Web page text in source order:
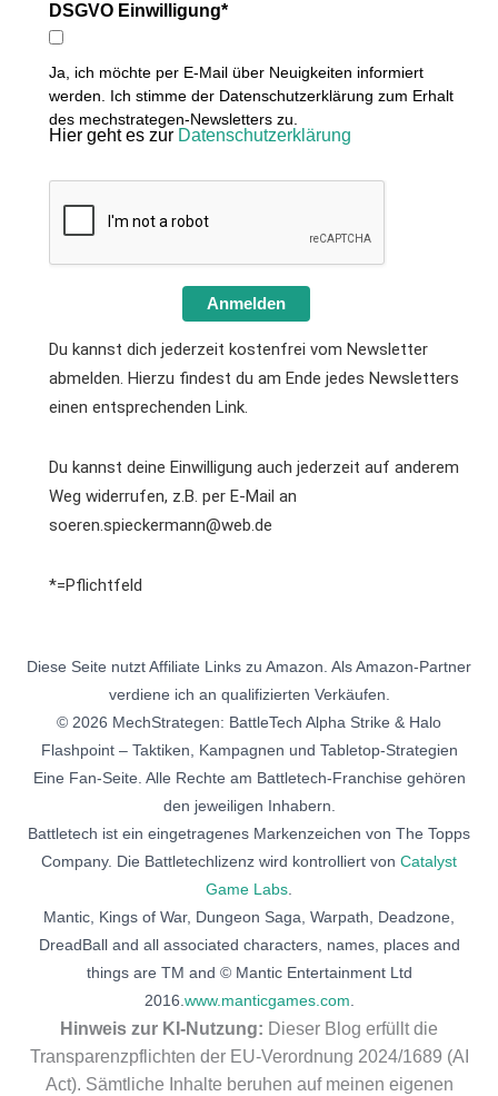
DSGVO Einwilligung*
Ja, ich möchte per E-Mail über Neuigkeiten informiert
werden. Ich stimme der Datenschutzerklärung zum Erhalt
des mechstrategen-Newsletters zu.
Hier geht es zur Datenschutzerklärung
Anmelden
Du kannst dich jederzeit kostenfrei vom Newsletter
abmelden. Hierzu findest du am Ende jedes Newsletters
einen entsprechenden Link.
Du kannst deine Einwilligung auch jederzeit auf anderem
Weg widerrufen, z.B. per E-Mail an
soeren.spieckermann@web.de
*=Pflichtfeld
Diese Seite nutzt Affiliate Links zu Amazon. Als Amazon-Partner
verdiene ich an qualifizierten Verkäufen.
© 2026 MechStrategen: BattleTech Alpha Strike & Halo
Flashpoint – Taktiken, Kampagnen und Tabletop-Strategien
Eine Fan-Seite. Alle Rechte am Battletech-Franchise gehören
den jeweiligen Inhabern.
Battletech ist ein eingetragenes Markenzeichen von The Topps
Company. Die Battletechlizenz wird kontrolliert von Catalyst
Game Labs
Mantic, Kings of War, Dungeon Saga, Warpath, Deadzone,
DreadBall and all associated characters, names, places and
things are TM and © Mantic Entertainment Ltd
2016. www.manticgames.com
Hinweis zur KI-Nutzung: Dieser Blog erfüllt die
Transparenzpflichten der EU-Verordnung 2024/1689 (AI
Act). Sämtliche Inhalte beruhen auf meinen eigenen